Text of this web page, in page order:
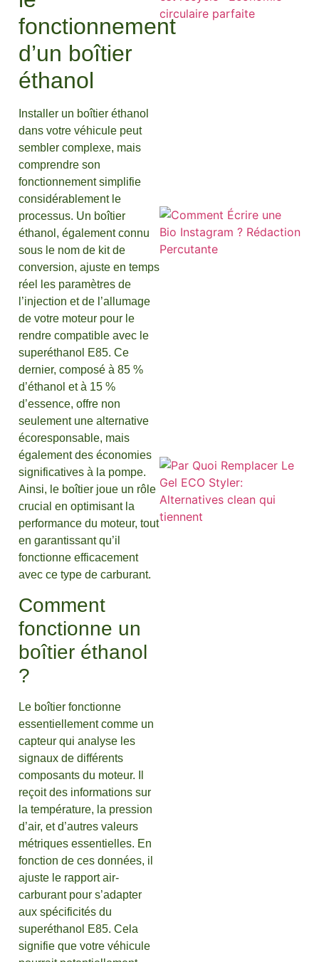
fonctionnement
d’un boîtier
éthanol
Installer un boîtier éthanol
dans votre véhicule peut
sembler complexe, mais
comprendre son
fonctionnement simplifie
considérablement le
processus. Un boîtier
éthanol, également connu
sous le nom de kit de
conversion, ajuste en temps
réel les paramètres de
l’injection et de l’allumage
de votre moteur pour le
rendre compatible avec le
superéthanol E85. Ce
dernier, composé à 85 %
d’éthanol et à 15 %
d’essence, offre non
seulement une alternative
écoresponsable, mais
également des économies
significatives à la pompe.
Ainsi, le boîtier joue un rôle
crucial en optimisant la
performance du moteur, tout
en garantissant qu’il
fonctionne efficacement
avec ce type de carburant.
Comment
fonctionne un
boîtier éthanol
?
Le boîtier fonctionne
essentiellement comme un
capteur qui analyse les
signaux de différents
composants du moteur. Il
reçoit des informations sur
la température, la pression
d’air, et d’autres valeurs
métriques essentielles. En
fonction de ces données, il
ajuste le rapport air-
carburant pour s’adapter
aux spécificités du
superéthanol E85. Cela
signifie que votre véhicule